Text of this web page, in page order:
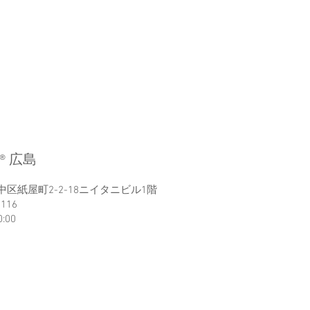
広島
区紙屋町2-2-18ニイタニビル1階